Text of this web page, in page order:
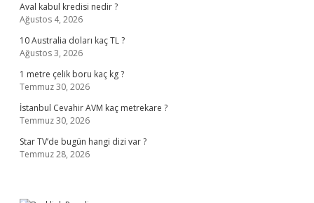
Aval kabul kredisi nedir ?
Ağustos 4, 2026
10 Australia doları kaç TL ?
Ağustos 3, 2026
1 metre çelik boru kaç kg ?
Temmuz 30, 2026
İstanbul Cevahir AVM kaç metrekare ?
Temmuz 30, 2026
Star TV’de bugün hangi dizi var ?
Temmuz 28, 2026